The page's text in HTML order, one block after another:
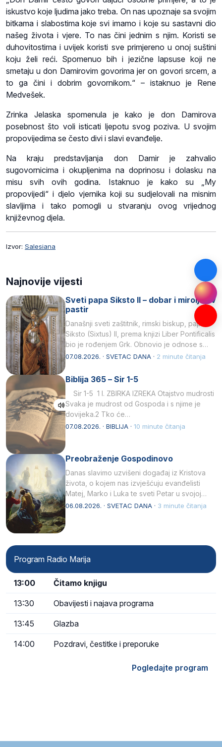
iskustvo koje ljudima jako treba. On nas upoznaje sa svojim
bitkama i slabostima koje svi imamo i koje su sastavni dio
našeg života i vjere. To nas čini jednim s njim. Koristi se
duhovitostima i uvijek koristi sve primjereno u onoj suštini
koju želi reći. Spomenuo bih i jezične lapsuse koji ne
smetaju u don Damirovim govorima jer on govori srcem, a
to ga čini i dobrim govornikom.“ – istaknuo je Rene
Medvešek.
Zrinka Jelaska spomenula je kako je don Damirova
posebnost što voli isticati ljepotu svog poziva. U svojim
propovijedima se često divi i slavi evanđelje.
Na kraju predstavljanja don Damir je zahvalio
sugovornicima i okupljenima na doprinosu i dolasku na
misu svih ovih godina. Istaknuo je kako su „My
propovijedi“ i djelo vjernika koji su sudjelovali na misnim
slavljima i tako pomogli u stvaranju ovog vrijednog
književnog djela.
Izvor: Salesiana
Najnovije vijesti
Sveti papa Siksto II – dobar i miroljubiv
pastir
Današnji sveti zaštitnik, rimski biskup, papa
Siksto (Sixtus) II, prema knjizi Liber Pontificalis
bio je rođenjem Grk. Obnovio je odnose s
afričkim…
07.08.2026. · SVETAC DANA · 2 minute čitanja
Biblija 365 – Sir 1-5
Sir 1-5 1 I. ZBIRKA IZREKA Otajstvo mudrosti
Svaka je mudrost od Gospoda i s njime je
dovijeka.2 Tko će…
07.08.2026. · BIBLIJA · 10 minute čitanja
Preobraženje Gospodinovo
Danas slavimo uzvišeni događaj iz Kristova
života, o kojem nas izvješćuju evanđelisti
Matej, Marko i Luka te sveti Petar u svojoj
drugoj…
06.08.2026. · SVETAC DANA · 3 minute čitanja
Program Radio Marija
13:00 Čitamo knjigu
13:30 Obavijesti i najava programa
13:45 Glazba
14:00 Pozdravi, čestitke i preporuke
Pogledajte program